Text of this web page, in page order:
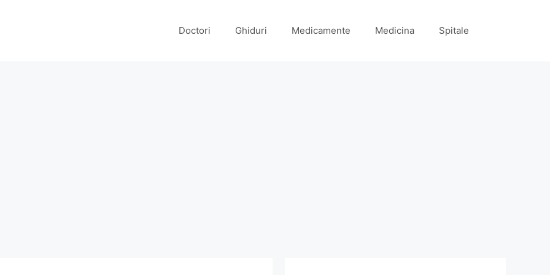
Doctori Ghiduri Medicamente Medicina Spitale